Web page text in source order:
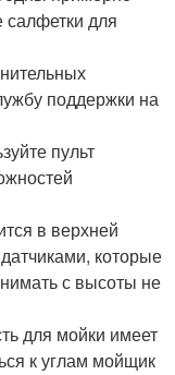
салфетки для
поддержки на
пульт
в верхней
которые
с высоты не
для мойки имеет
к углам мойщик